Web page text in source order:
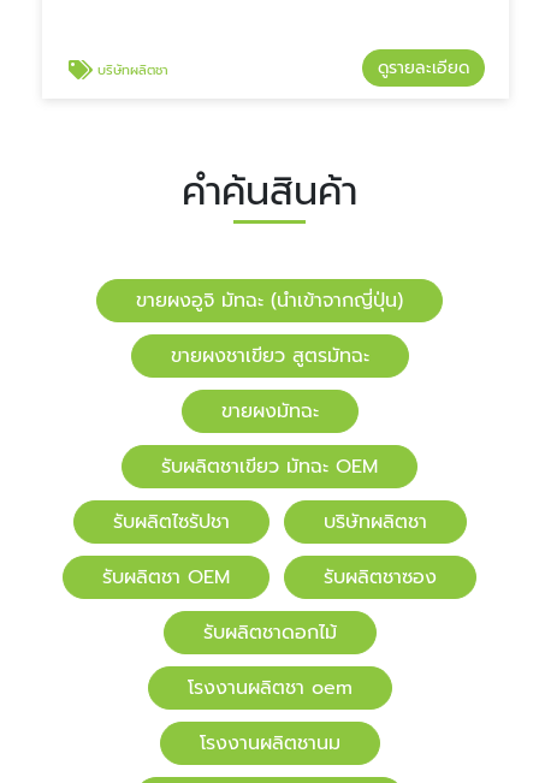
บริษัทผลิตชา ดูรายละเอียด
คำค้นสินค้า
ขายผงอูจิ มัทฉะ (นำเข้าจากญี่ปุ่น)
ขายผงชาเขียว สูตรมัทฉะ
ขายผงมัทฉะ
รับผลิตชาเขียว มัทฉะ OEM
รับผลิตไซรัปชา
บริษัทผลิตชา
รับผลิตชา OEM
รับผลิตชาซอง
รับผลิตชาดอกไม้
โรงงานผลิตชา oem
โรงงานผลิตชานม